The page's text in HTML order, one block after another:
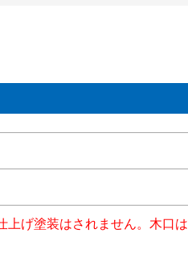
上げ塗装はされません。木口は